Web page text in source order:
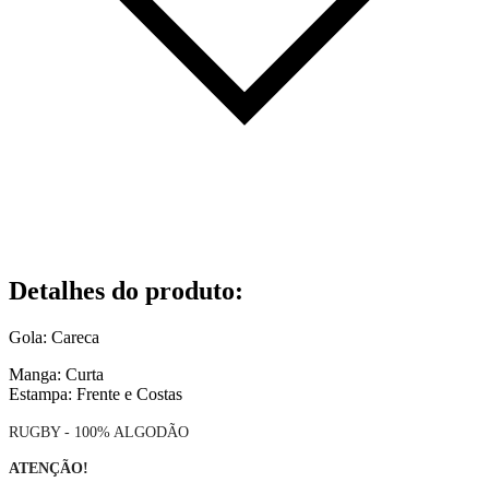
Detalhes do produto:
Gola: Careca
Manga: Curta
Estampa: Frente e Costas
RUGBY - 100% ALGODÃO
ATENÇÃO!